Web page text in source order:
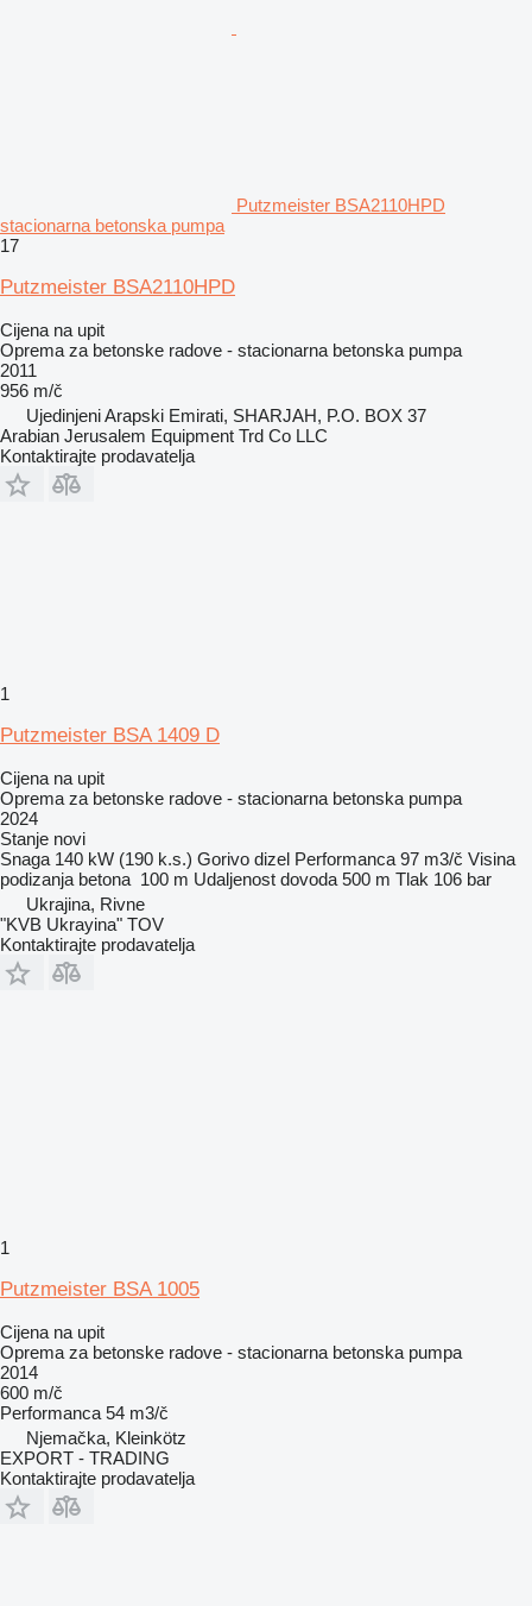
Putzmeister BSA2110HPD
stacionarna betonska pumpa
17
Putzmeister BSA2110HPD
Cijena na upit
Oprema za betonske radove - stacionarna betonska pumpa
2011
956 m/č
Ujedinjeni Arapski Emirati, SHARJAH, P.O. BOX 37
Arabian Jerusalem Equipment Trd Co LLC
Kontaktirajte prodavatelja
1
Putzmeister BSA 1409 D
Cijena na upit
Oprema za betonske radove - stacionarna betonska pumpa
2024
Stanje novi
Snaga 140 kW (190 k.s.) Gorivo dizel Performanca 97 m3/č Visina
podizanja betona 100 m Udaljenost dovoda 500 m Tlak 106 bar
Ukrajina, Rivne
"KVB Ukrayina" TOV
Kontaktirajte prodavatelja
1
Putzmeister BSA 1005
Cijena na upit
Oprema za betonske radove - stacionarna betonska pumpa
2014
600 m/č
Performanca 54 m3/č
Njemačka, Kleinkötz
EXPORT - TRADING
Kontaktirajte prodavatelja